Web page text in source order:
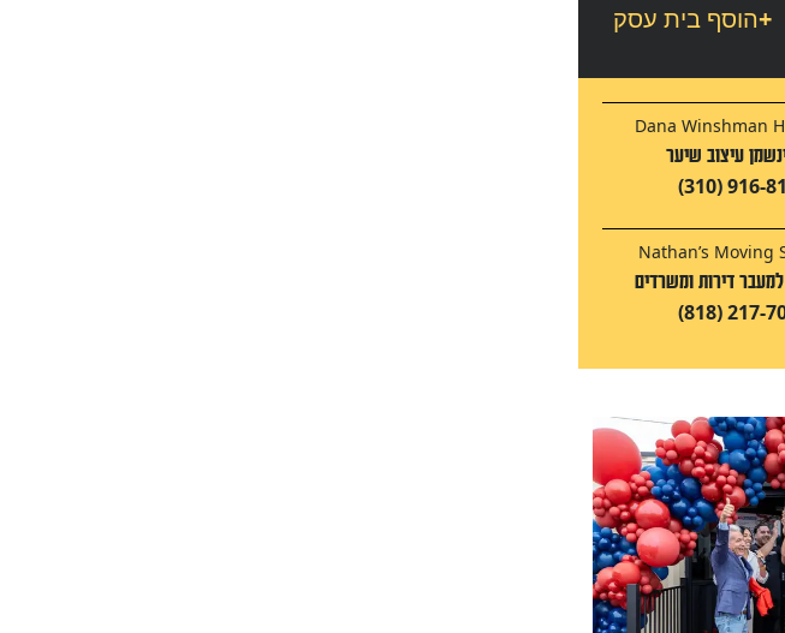
הוסף בית עסק+
Dana Winshman
עיצוב שיער
(310) 916-
Nathan’s Moving
דירות ומשרדים
(818) 217-